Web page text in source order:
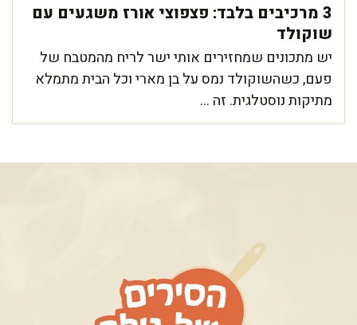
3 מרכיבים בלבד: פצפוצי אורז משגעים עם
שוקולד
יש מתכונים שמחזירים אותי ישר לריח מהמטבח של
פעם, כשהשוקולד נמס על בן מארי וכל הבית מתמלא
מתיקות נוסטלגית. זה ...